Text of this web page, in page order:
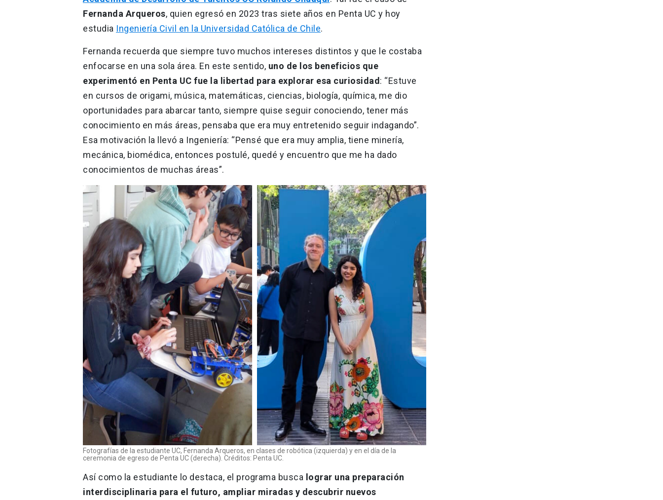
Fernanda Arqueros, quien egresó en 2023 tras siete años en Penta UC y hoy
estudia Ingeniería Civil en la Universidad Católica de Chile.
Fernanda recuerda que siempre tuvo muchos intereses distintos y que le costaba
enfocarse en una sola área. En este sentido, uno de los beneficios que
experimentó en Penta UC fue la libertad para explorar esa curiosidad : “Estuve
en cursos de origami, música, matemáticas, ciencias, biología, química, me dio
oportunidades para abarcar tanto, siempre quise seguir conociendo, tener más
conocimiento en más áreas, pensaba que era muy entretenido seguir indagando”.
Esa motivación la llevó a Ingeniería: “Pensé que era muy amplia, tiene minería,
mecánica, biomédica, entonces postulé, quedé y encuentro que me ha dado
conocimientos de muchas áreas”.
Fotografías de la estudiante UC, Fernanda Arqueros, en clases de robótica (izquierda) y en el día de la
ceremonia de egreso de Penta UC (derecha). Créditos: Penta UC.
Así como la estudiante lo destaca, el programa busca lograr una preparación
interdisciplinaria para el futuro, ampliar miradas y descubrir nuevos